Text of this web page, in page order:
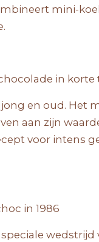
mini-
in
en oud. Het
aan zijn
voor intens
in 1986